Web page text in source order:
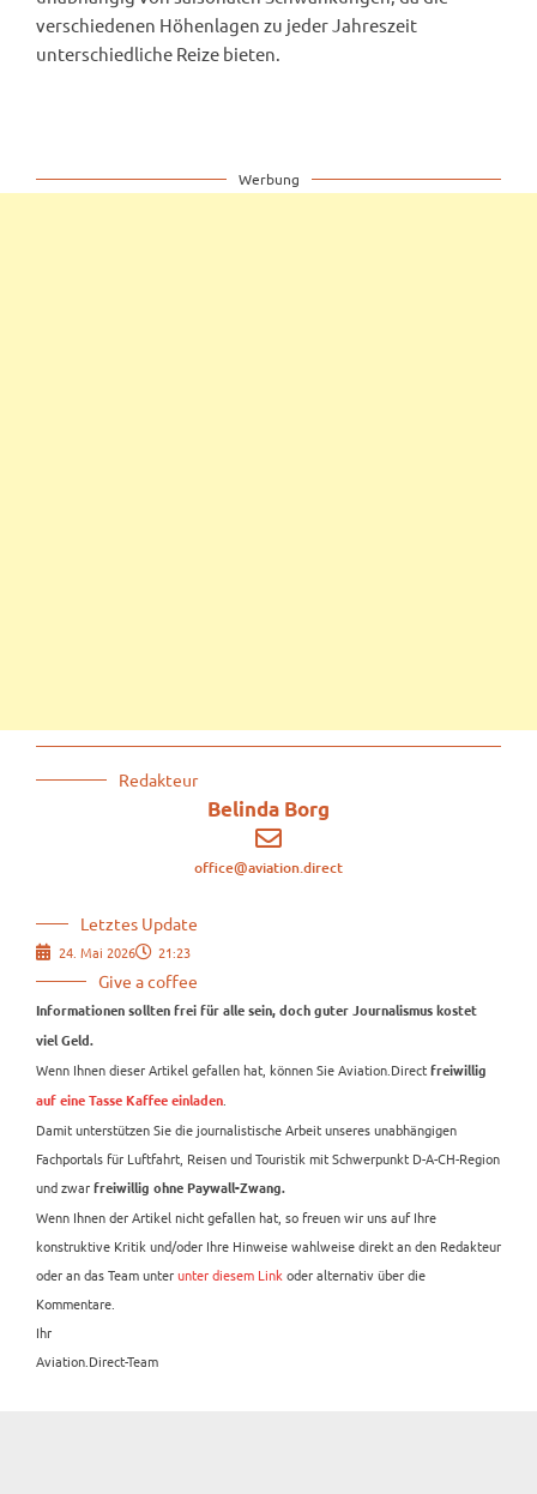
Redakteur
Belinda Borg
office@aviation.direct
Letztes Update
24. Mai 2026 21:23
Give a coffee
Informationen sollten frei für alle sein, doch guter Journalismus kostet
viel Geld.
Wenn Ihnen dieser Artikel gefallen hat, können Sie Aviation.Direct freiwillig
auf eine Tasse Kaffee einladen.
Damit unterstützen Sie die journalistische Arbeit unseres unabhängigen
Fachportals für Luftfahrt, Reisen und Touristik mit Schwerpunkt D-A-CH-Region
und zwar freiwillig ohne Paywall-Zwang.
Wenn Ihnen der Artikel nicht gefallen hat, so freuen wir uns auf Ihre
konstruktive Kritik und/oder Ihre Hinweise wahlweise direkt an den Redakteur
oder an das Team unterunter diesem Linkoder alternativ über die
Kommentare.
Ihr
Aviation.Direct-Team
verschiedenen Höhenlagen zu jeder Jahreszeit
unterschiedliche Reize bieten.
Werbung